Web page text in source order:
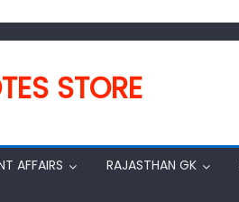
STORE
AFFAIRS RAJASTHAN GK